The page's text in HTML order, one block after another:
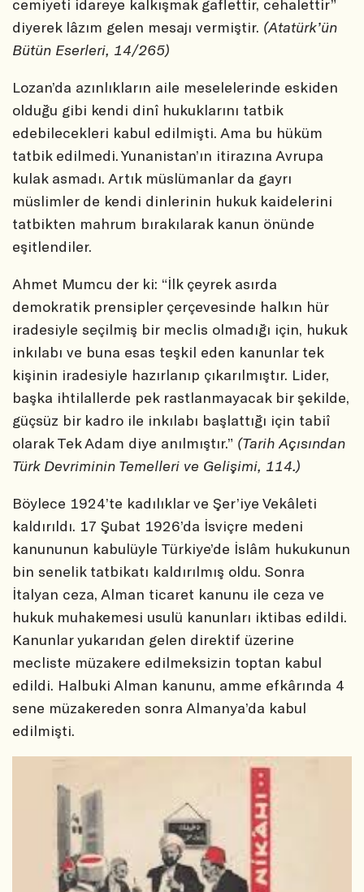
cemiyeti idareye kalkışmak gaflettir, cehalettir”
diyerek lâzım gelen mesajı vermiştir. (Atatürk’ün
Bütün Eserleri, 14/265)
Lozan’da azınlıkların aile meselelerinde eskiden
olduğu gibi kendi dinî hukuklarını tatbik
edebilecekleri kabul edilmişti. Ama bu hüküm
tatbik edilmedi. Yunanistan’ın itirazına Avrupa
kulak asmadı. Artık müslümanlar da gayrı
müslimler de kendi dinlerinin hukuk kaidelerini
tatbikten mahrum bırakılarak kanun önünde
eşitlendiler.
Ahmet Mumcu der ki: “İlk çeyrek asırda
demokratik prensipler çerçevesinde halkın hür
iradesiyle seçilmiş bir meclis olmadığı için, hukuk
inkılabı ve buna esas teşkil eden kanunlar tek
kişinin iradesiyle hazırlanıp çıkarılmıştır. Lider,
başka ihtilallerde pek rastlanmayacak bir şekilde,
güçsüz bir kadro ile inkılabı başlattığı için tabiî
olarak Tek Adam diye anılmıştır.” (Tarih Açısından
Türk Devriminin Temelleri ve Gelişimi, 114.)
Böylece 1924’te kadılıklar ve Şer’iye Vekâleti
kaldırıldı. 17 Şubat 1926’da İsviçre medeni
kanununun kabulüyle Türkiye’de İslâm hukukunun
bin senelik tatbikatı kaldırılmış oldu. Sonra
İtalyan ceza, Alman ticaret kanunu ile ceza ve
hukuk muhakemesi usulü kanunları iktibas edildi.
Kanunlar yukarıdan gelen direktif üzerine
mecliste müzakere edilmeksizin toptan kabul
edildi. Halbuki Alman kanunu, amme efkârında 4
sene müzakereden sonra Almanya’da kabul
edilmişti.